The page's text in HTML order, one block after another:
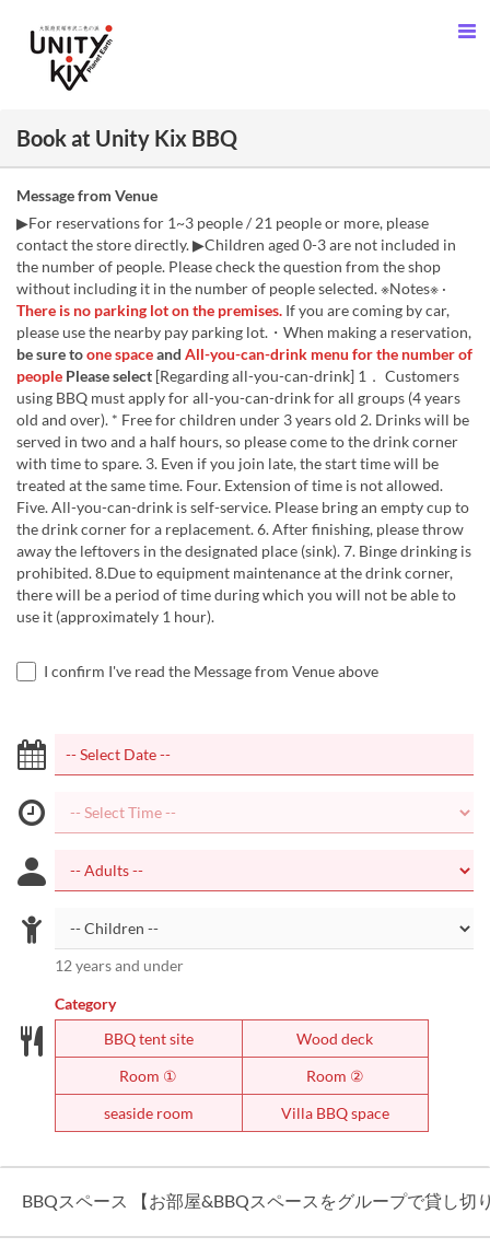
Book at Unity Kix BBQ
Message from Venue
▶For reservations for 1~3 people / 21 people or more, please
contact the store directly. ▶Children aged 0-3 are not included in
the number of people. Please check the question from the shop
without including it in the number of people selected. ※Notes※ ·
There is no parking lot on the premises. If you are coming by car,
please use the nearby pay parking lot.・When making a reservation,
be sure toone spaceand All-you-can-drink menu for the number of
people Please select [Regarding all-you-can-drink] 1． Customers
using BBQ must apply for all-you-can-drink for all groups (4 years
old and over). * Free for children under 3 years old 2. Drinks will be
served in two and a half hours, so please come to the drink corner
with time to spare. 3. Even if you join late, the start time will be
treated at the same time. Four. Extension of time is not allowed.
Five. All-you-can-drink is self-service. Please bring an empty cup to
the drink corner for a replacement. 6. After finishing, please throw
away the leftovers in the designated place (sink). 7. Binge drinking is
prohibited. 8.Due to equipment maintenance at the drink corner,
there will be a period of time during which you will not be able to
use it (approximately 1 hour).
I confirm I've read the Message from Venue above
12 years and under
Category
BBQ tent site
Wood deck
Room ①
Room ②
seaside room
Villa BBQ space
BBQスペース 【お部屋&BBQスペースをグループで貸し切